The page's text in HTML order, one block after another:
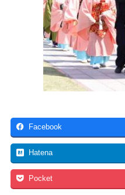
Facebook
Hatena
Pocket